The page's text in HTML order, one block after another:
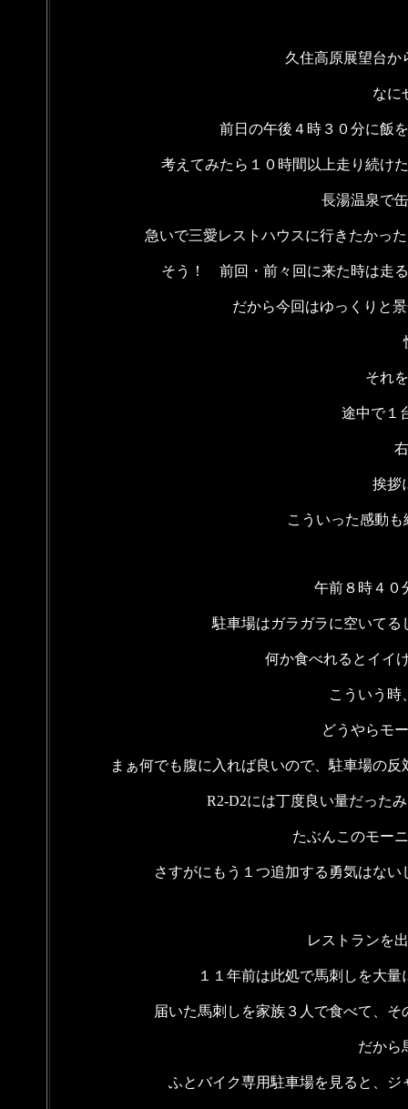
久住高原展望台か
なに
前日の午後４時３０分に飯
考えてみたら１０時間以上走り続け
長湯温泉で
急いで三愛レストハウスに行きたかっ
そう！ 前回・前々回に来た時は走
だから今回はゆっくりと
それ
途中で１
挨拶
こういった感動
午前８時４０
駐車場はガラガラに空いて
何か食べれるとイイ
こういう時
どうやらモ
まぁ何でも腹に入れば良いので、駐車場の
R2-D2には丁度良い量だった
たぶんこのモー
さすがにもう１つ追加する勇気はな
レストランを
１１年前は此処で馬刺しを大
届いた馬刺しを家族３人で食べて、
だから
ふとバイク専用駐車場を見ると、